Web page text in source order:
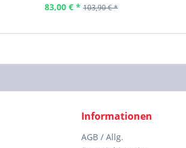
83,00 € * 103,90 € *
Informationen
AGB / Allg.